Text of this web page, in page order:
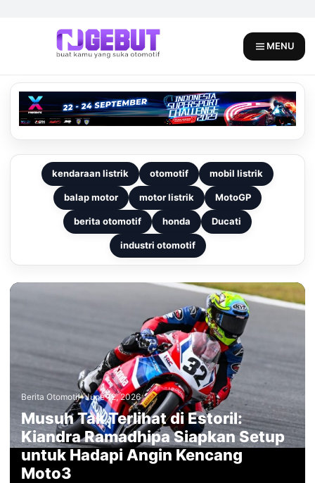
MENU
kendaraan listrik otomotif mobil listrik
balap motor motor listrik MotoGP
berita otomotif honda Ducati
industri otomotif
Berita Otomotif•June 12, 2026
Musuh Tak Terlihat di Estoril:
Kiandra Ramadhipa Siapkan Setup
untuk Hadapi Angin Kencang
Moto3